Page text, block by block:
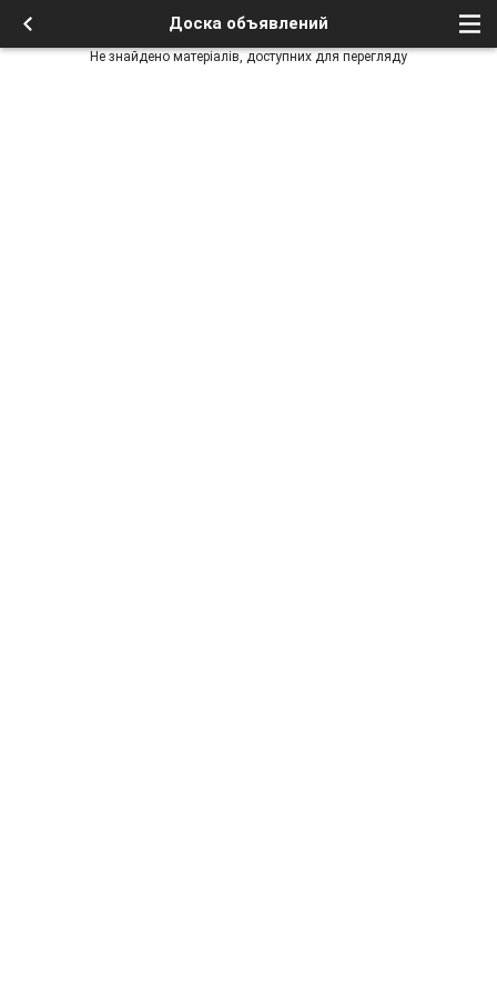
Доска объявлений
Не знайдено матеріалів, доступних для перегляду